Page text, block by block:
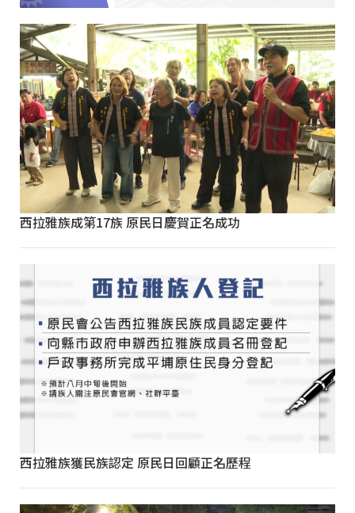
西拉雅族成第17族 原民日慶賀正名成功
西拉雅族獲民族認定 原民日回顧正名歷程